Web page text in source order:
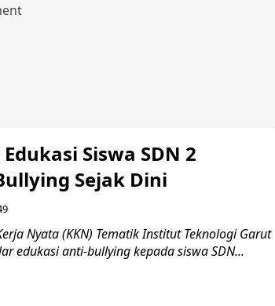
Siswa SDN 2
Sejak Dini
Nyata (KKN) Tematik Institut Teknologi Garut
edukasi anti-bullying kepada siswa SDN...